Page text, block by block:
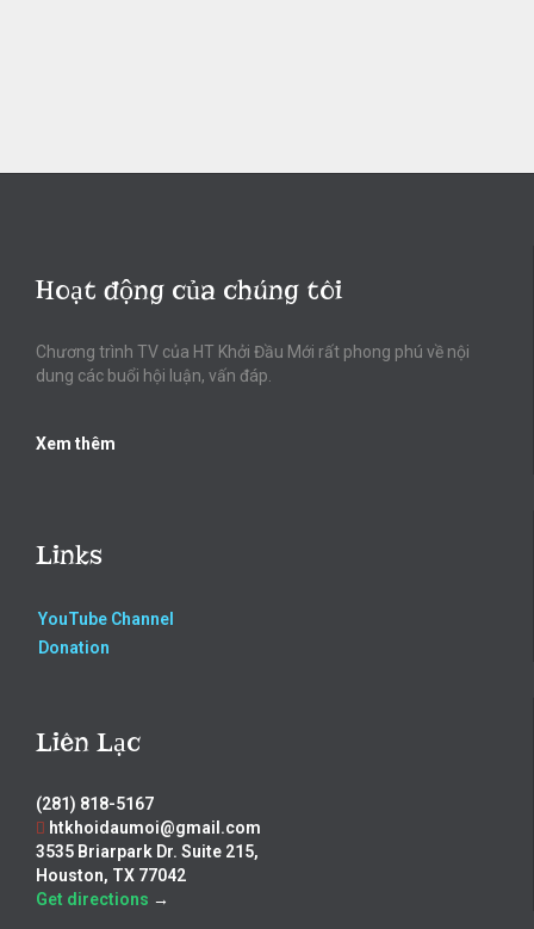
Hoạt động của chúng tôi
Chương trình TV của HT Khởi Đầu Mới rất phong phú về nội
dung các buổi hội luận, vấn đáp.
Xem thêm
Links
YouTube Channel
Donation
Liên Lạc
(281) 818-5167
htkhoidaumoi@gmail.com
3535 Briarpark Dr. Suite 215,
Houston, TX 77042
Get directions →